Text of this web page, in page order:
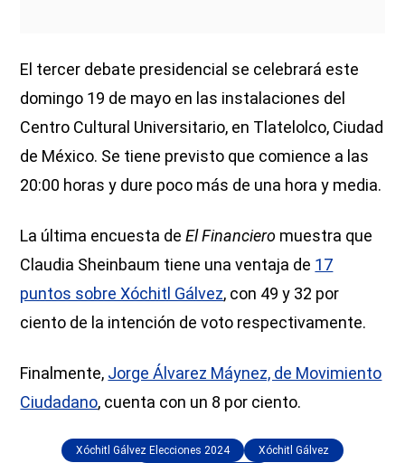
El tercer debate presidencial se celebrará este
domingo 19 de mayo en las instalaciones del
Centro Cultural Universitario, en Tlatelolco, Ciudad
de México. Se tiene previsto que comience a las
20:00 horas y dure poco más de una hora y media.
La última encuesta deEl Financiero muestra que
Claudia Sheinbaum tiene una ventaja de 17
puntos sobre Xóchitl Gálvez, con 49 y 32 por
ciento de la intención de voto respectivamente.
Finalmente, Jorge Álvarez Máynez, de Movimiento
Ciudadano, cuenta con un 8 por ciento.
Xóchitl Gálvez Elecciones 2024 Xóchitl Gálvez